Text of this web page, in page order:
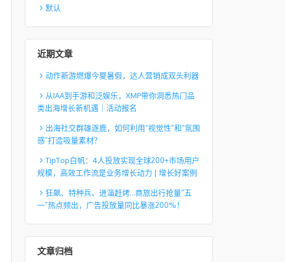
默认
近期文章
动作新游燃爆今夏暑假，达人营销成双头利器
从IAA到手游和泛娱乐，XMP带你洞悉热门品
类出海增长新机遇｜活动报名
出海社交群雄逐鹿，如何利用“视觉性”和“氛围
感”打造吸量素材？
TipTop白帆：4人投放实现全球200+市场用户
规模，高效工作流是业务增长动力 | 增长好案例
狂飙、特种兵、进淄赶烤…商旅出行抢量“五
一”热点频出，广告投放量同比暴涨200%！
文章归档